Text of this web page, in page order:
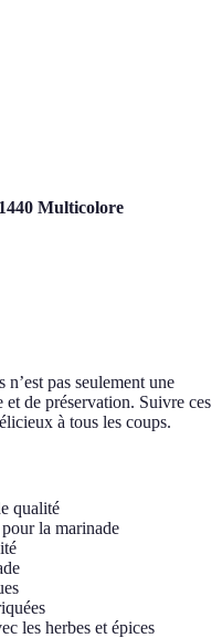
Multicolore
pas seulement une
de préservation. Suivre ces
à tous les coups.
qualité
la marinade
les herbes et épices